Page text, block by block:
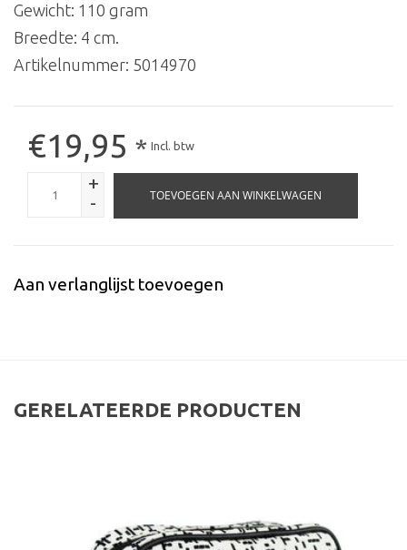
Gewicht: 110 gram
Breedte: 4 cm.
Artikelnummer: 5014970
€19,95 * Incl. btw
+
-
TOEVOEGEN AAN WINKELWAGEN
Aan verlanglijst toevoegen
GERELATEERDE PRODUCTEN